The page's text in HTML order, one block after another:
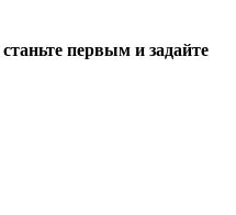
первым и задайте